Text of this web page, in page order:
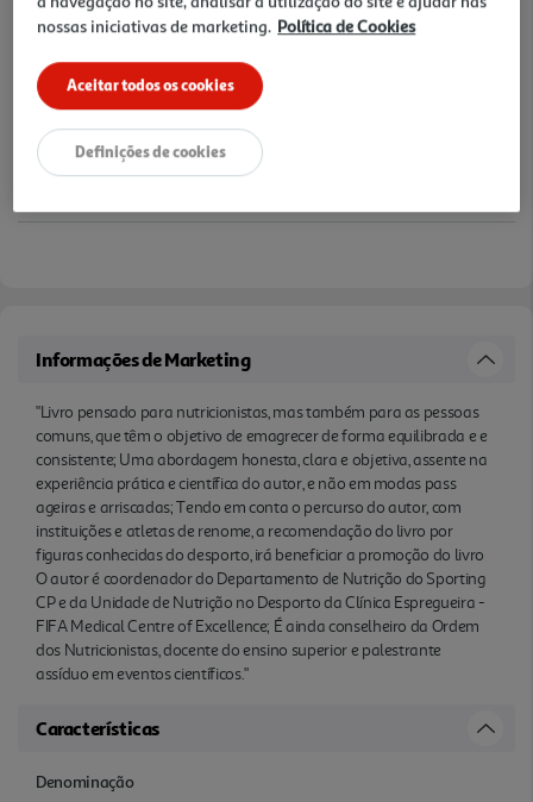
Unidade de Nutrição no Desporto da Clínica
ainda conselheiro da Ordem dos Nutricionistas,
docente do ensino superior e palestrante assíduo
em eventos científicos."
Informações de Marketing
"Livro pensado para nutricionistas, mas também para as pessoas
comuns, que têm o objetivo de emagrecer de forma equilibrada e e
consistente; Uma abordagem honesta, clara e objetiva, assente na
experiência prática e científica do autor, e não em modas pass
ageiras e arriscadas; Tendo em conta o percurso do autor, com
instituições e atletas de renome, a recomendação do livro por
figuras conhecidas do desporto, irá beneficiar a promoção do livro
O autor é coordenador do Departamento de Nutrição do Sporting
CP e da Unidade de Nutrição no Desporto da Clínica Espregueira -
FIFA Medical Centre of Excellence; É ainda conselheiro da Ordem
dos Nutricionistas, docente do ensino superior e palestrante
assíduo em eventos científicos."
Características
Denominação
nossas iniciativas de marketing. Política de Cookies
Aceitar todos os cookies
Definições de cookies